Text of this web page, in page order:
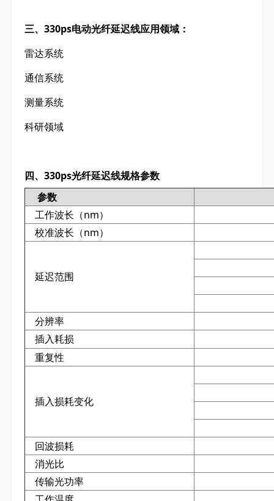
三、330ps电动光纤延迟线应用领域：
雷达系统
通信系统
测量系统
科研领域
四、330ps光纤延迟线规格参数
参数
工作波长（nm）
校准波长（nm）
延迟范围
分辨率
插入耗损
重复性
插入损耗变化
回波损耗
消光比
传输光功率